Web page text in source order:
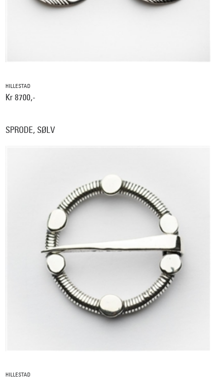
HILLESTAD
Kr 8700,-
SPRODE, SØLV
HILLESTAD